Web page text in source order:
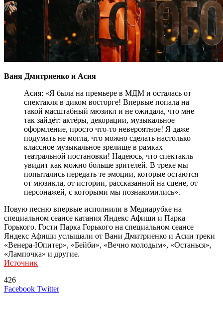
Ваня Дмитриенко и Асия
Асия: «Я была на премьере в МДМ и осталась от
спектакля в диком восторге! Впервые попала на
такой масштабный мюзикл и не ожидала, что мне
так зайдёт: актёры, декорации, музыкальное
оформление, просто что-то невероятное! Я даже
подумать не могла, что можно сделать настолько
классное музыкальное зрелище в рамках
театральной постановки! Надеюсь, что спектакль
увидит как можно больше зрителей. В треке мы
попытались передать те эмоции, которые остаются
от мюзикла, от истории, рассказанной на сцене, от
персонажей, с которыми мы познакомились».
Новую песню впервые исполнили в Медиарубке на
специальном сеансе катания Яндекс Афиши и Парка
Горького. Гости Парка Горького на специальном сеансе
Яндекс Афиши услышали от Вани Дмитриенко и Асии треки
«Венера-Юпитер», «Бейби», «Вечно молодым», «Останься»,
«Лампочка» и другие.
Источник
426
Facebook TwitterLinkedIn
Tumblr
Reddit
Вконтакте
Одноклассники
Skype
Messenger
Messenger
WhatsApp
Telegram
Viber
Line
Поделиться
Печатать